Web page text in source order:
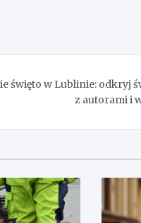
święto w Lublinie: odkryj
z autorami i